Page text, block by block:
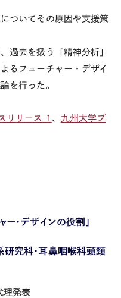
ついてその原因や支援策
過去を扱う「精神分析」
るフューチャー・デザイ
を行った。
リリース 1 、 九州大学プ
ー・デザインの役割」
研究科・耳鼻咽喉科頭頸
理発表